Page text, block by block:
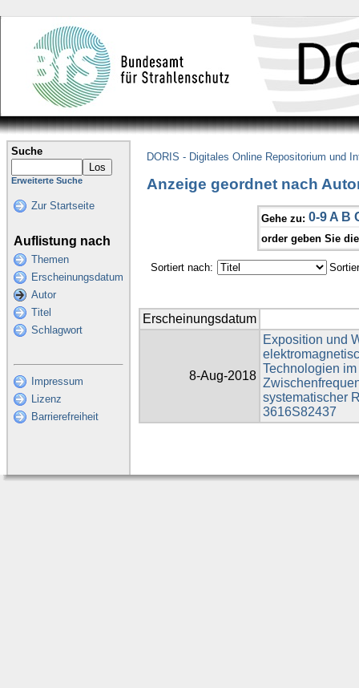
Suche
Erweiterte Suche
Zur Startseite
Auflistung nach
Themen
Erscheinungsdatum
Autor
Titel
Schlagwort
Impressum
Lizenz
Barrierefreiheit
DORIS - Digitales Online Repositorium und
Anzeige geordnet nach
Gehe zu: 0-9 A B
order geben Sie
Sortiert nach:
Erscheinungsdatum
8-Aug-2018
Exposition und
Technologien im
systematischer
3616S82437